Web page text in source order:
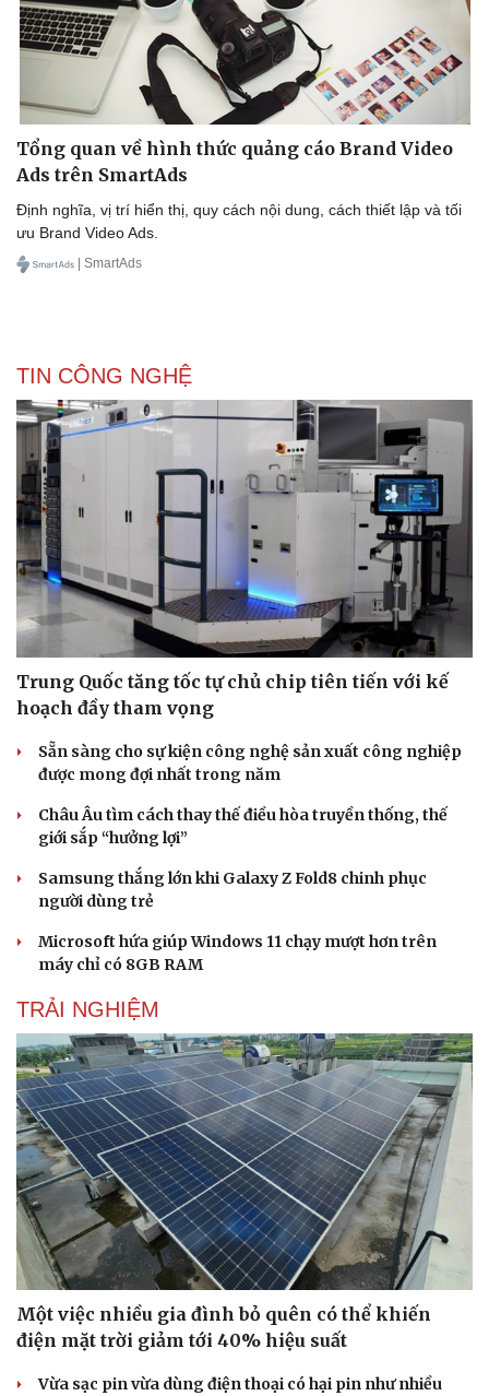
Doanh nghiệp
Doanh nghiệp 24h
Doanh nhân
Vì cộng đồng
Công nghệ
Tin Công nghệ
Chuyển đổi số
Tổng quan về hình thức quảng cáo Brand Video
Ads trên SmartAds
Định nghĩa, vị trí hiển thị, quy cách nội dung, cách thiết lập và tối
ưu Brand Video Ads.
| SmartAds
TIN CÔNG NGHỆ
Trung Quốc tăng tốc tự chủ chip tiên tiến với kế
hoạch đầy tham vọng
Sẵn sàng cho sự kiện công nghệ sản xuất công nghiệp
được mong đợi nhất trong năm
Châu Âu tìm cách thay thế điều hòa truyền thống, thế
giới sắp “hưởng lợi”
Samsung thắng lớn khi Galaxy Z Fold8 chinh phục
người dùng trẻ
Microsoft hứa giúp Windows 11 chạy mượt hơn trên
máy chỉ có 8GB RAM
TRẢI NGHIỆM
Một việc nhiều gia đình bỏ quên có thể khiến
điện mặt trời giảm tới 40% hiệu suất
Vừa sạc pin vừa dùng điện thoại có hại pin như nhiều